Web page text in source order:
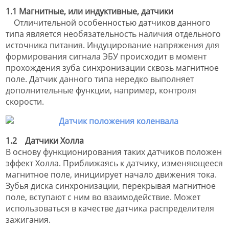
1.1 Магнитные, или индуктивные, датчики
Отличительной особенностью датчиков данного
типа является необязательность наличия отдельного
источника питания. Индуцирование напряжения для
формирования сигнала ЭБУ происходит в момент
прохождения зуба синхронизации сквозь магнитное
поле. Датчик данного типа нередко выполняет
дополнительные функции, например, контроля
скорости.
1.2 Датчики Холла
В основу функционирования таких датчиков положен
эффект Холла. Приближаясь к датчику, изменяющееся
магнитное поле, инициирует начало движения тока.
Зубья диска синхронизации, перекрывая магнитное
поле, вступают с ним во взаимодействие. Может
использоваться в качестве датчика распределителя
зажигания.